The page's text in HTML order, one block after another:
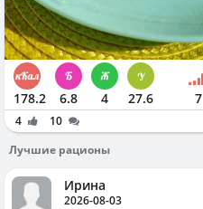
178.2 6.8 4 27.6 7
4
10
Лучшие рационы
Ирина
2026-08-03